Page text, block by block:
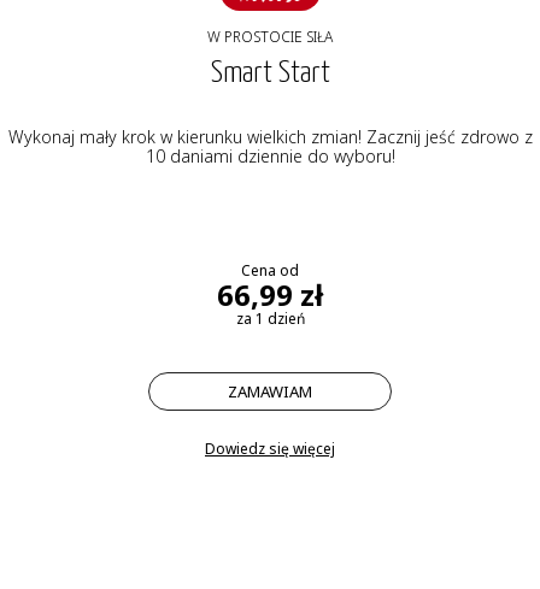
W PROSTOCIE SIŁA
Smart Start
Wykonaj mały krok w kierunku wielkich zmian! Zacznij jeść zdrowo z
10 daniami dziennie do wyboru!
Cena od
66,99 zł
za 1 dzień
ZAMAWIAM
Dowiedz się więcej